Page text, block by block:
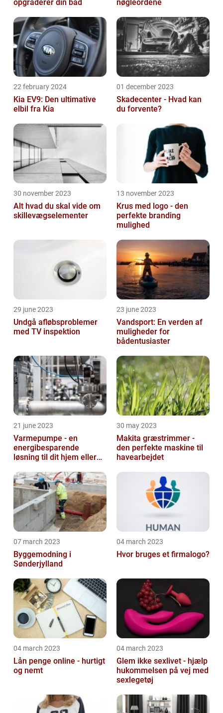
opgraderer din båd nøgleordene
22 february 2024
Kia EV9: Den ultimative
elbil fra Kia
01 december 2023
Skadecenter - Hvad kan
du forvente?
30 november 2023
Alt hvad du skal vide om
skillevægselementer
13 november 2023
Krus med logo - den
perfekte branding
mulighed
29 june 2023
Undgå afløbsproblemer
med TV inspektion
23 june 2023
Vandsport: En verden af
muligheder for
bådentusiaster
21 june 2023
Varmepumpe - en
energibesparende
løsning til dit hjem eller
30 may 2023
Makita græstrimmer -
den perfekte maskine til
havearbejdet
07 march 2023
Byggemodning i
Sønderjylland
04 march 2023
Hvor bruges et firmalogo?
04 march 2023
Lån penge online - hurtigt
og nemt
04 march 2023
Glem ikke sexlivet - hjælp
hukommelsen på vej med
sexlegetøj